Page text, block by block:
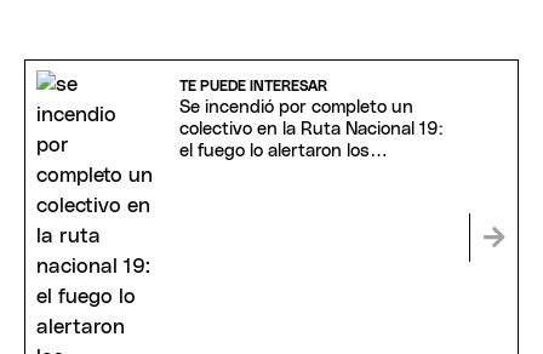
TE PUEDE INTERESAR
Se incendió por completo un
colectivo en la Ruta Nacional 19:
el fuego lo alertaron los